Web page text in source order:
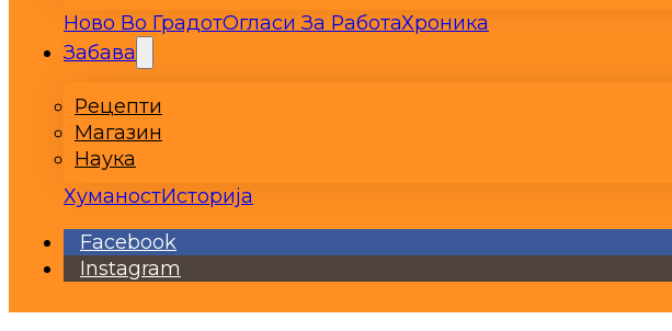
Ново Во ГрадотОгласи За РаботаХроника
Забава
Рецепти
Магазин
Наука
ХуманостИсторија
Facebook
Instagram